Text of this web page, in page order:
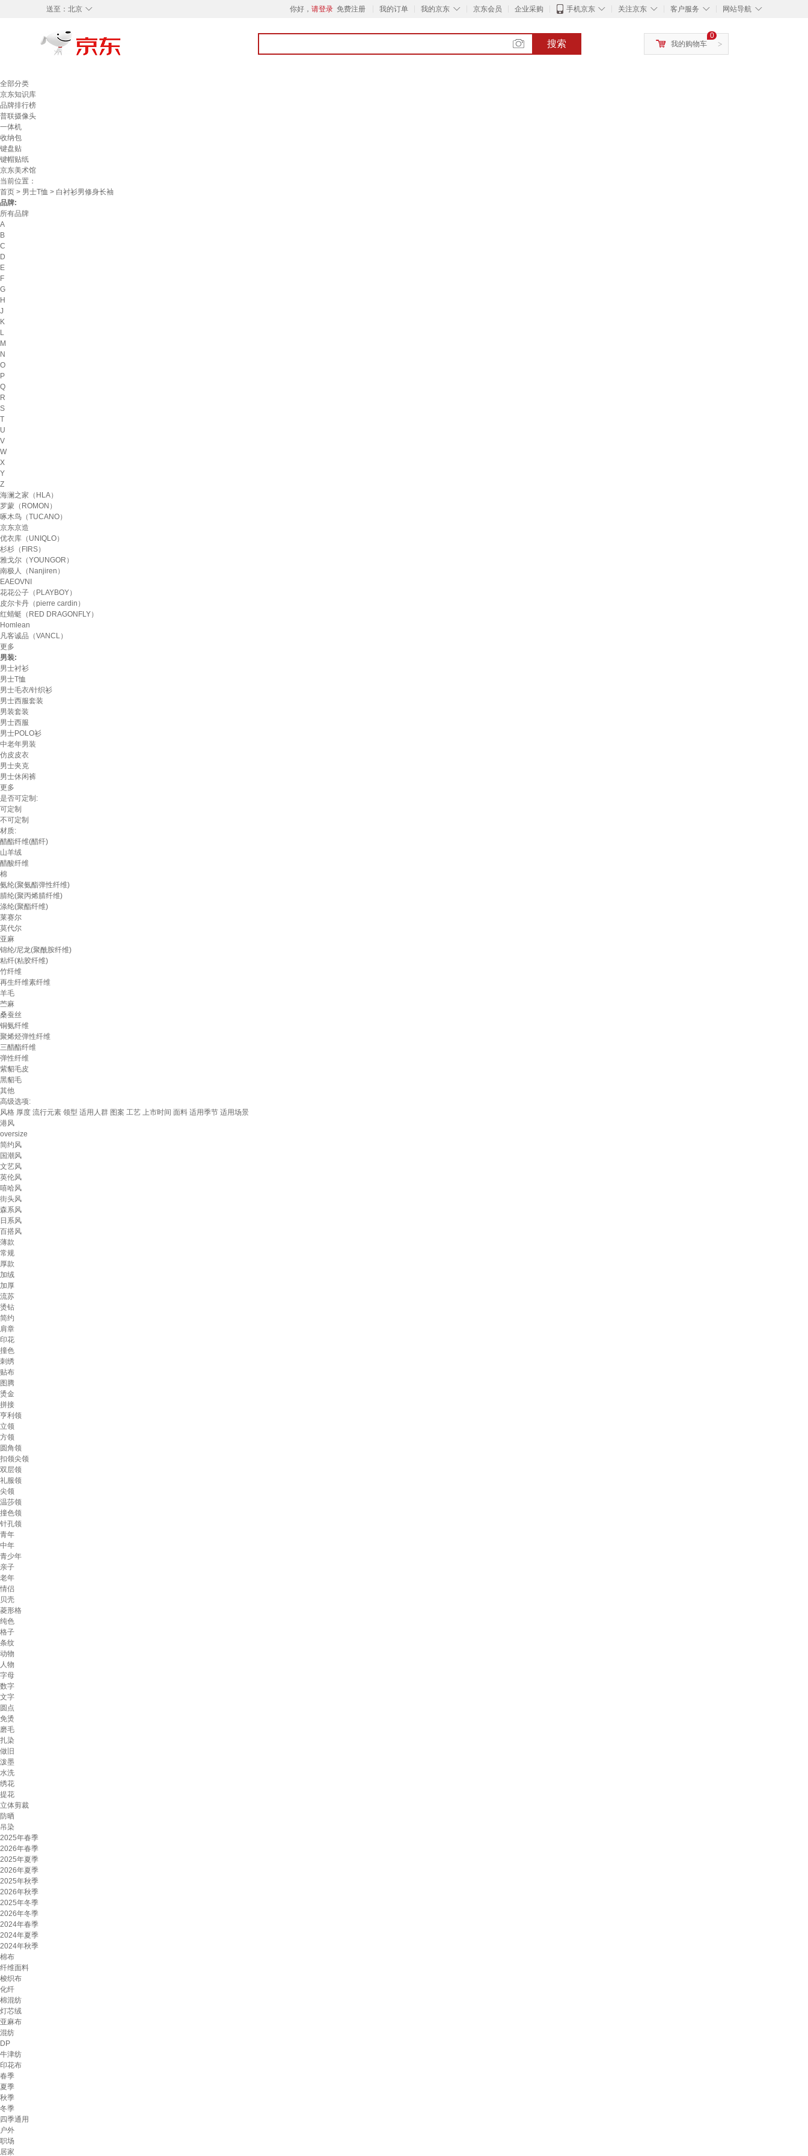
◇
送至： 北京 你好， 请登录 免费注册 我的订单 ◇
我的京东 京东会员 企业采购 ◇
手机京东 ◇
关注京东 ◇
客户服务 ◇
网站导航
搜索 >
0
我的购物车
全部分类
京东知识库
品牌排行榜
普联摄像头
一体机
收纳包
键盘贴
键帽贴纸
京东美术馆
当前位置：
首页 > 男士T恤 > 白衬衫男修身长袖
品牌:
所有品牌
A
B
C
D
E
F
G
H
J
K
L
M
N
O
P
Q
R
S
T
U
V
W
X
Y
Z
海澜之家（HLA）
罗蒙（ROMON）
啄木鸟（TUCANO）
京东京造
优衣库（UNIQLO）
杉杉（FIRS）
雅戈尔（YOUNGOR）
南极人（Nanjiren）
EAEOVNI
花花公子（PLAYBOY）
皮尔卡丹（pierre cardin）
红蜻蜓（RED DRAGONFLY）
Homlean
凡客诚品（VANCL）
更多
男装:
男士衬衫
男士T恤
男士毛衣/针织衫
男士西服套装
男装套装
男士西服
男士POLO衫
中老年男装
仿皮皮衣
男士夹克
男士休闲裤
更多
是否可定制:
可定制
不可定制
材质:
醋酯纤维(醋纤)
山羊绒
醋酸纤维
棉
氨纶(聚氨酯弹性纤维)
腈纶(聚丙烯腈纤维)
涤纶(聚酯纤维)
莱赛尔
莫代尔
亚麻
锦纶/尼龙(聚酰胺纤维)
粘纤(粘胶纤维)
竹纤维
再生纤维素纤维
羊毛
苎麻
桑蚕丝
铜氨纤维
聚烯烃弹性纤维
三醋酯纤维
弹性纤维
紫貂毛皮
黑貂毛
其他
高级选项:
风格 厚度 流行元素 领型 适用人群 图案 工艺 上市时间 面料 适用季节 适用场景
港风
oversize
简约风
国潮风
文艺风
英伦风
嘻哈风
街头风
森系风
日系风
百搭风
薄款
常规
厚款
加绒
加厚
流苏
烫钻
简约
肩章
印花
撞色
刺绣
贴布
图腾
烫金
拼接
亨利领
立领
方领
圆角领
扣领尖领
双层领
礼服领
尖领
温莎领
撞色领
针孔领
青年
中年
青少年
亲子
老年
情侣
贝壳
菱形格
纯色
格子
条纹
动物
人物
字母
数字
文字
圆点
免烫
磨毛
扎染
做旧
泼墨
水洗
绣花
提花
立体剪裁
防晒
吊染
2025年春季
2026年春季
2025年夏季
2026年夏季
2025年秋季
2026年秋季
2025年冬季
2026年冬季
2024年春季
2024年夏季
2024年秋季
棉布
纤维面料
梭织布
化纤
棉混纺
灯芯绒
亚麻布
混纺
DP
牛津纺
印花布
春季
夏季
秋季
冬季
四季通用
户外
职场
居家